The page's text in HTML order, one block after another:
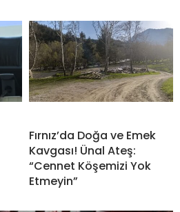
Fırnız’da Doğa ve Emek
Kavgası! Ünal Ateş:
“Cennet Köşemizi Yok
Etmeyin”